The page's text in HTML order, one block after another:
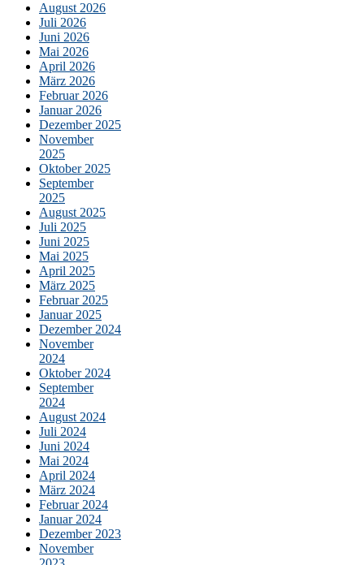
August 2026
Juli 2026
Juni 2026
Mai 2026
April 2026
März 2026
Februar 2026
Januar 2026
Dezember 2025
November
2025
Oktober 2025
September
2025
August 2025
Juli 2025
Juni 2025
Mai 2025
April 2025
März 2025
Februar 2025
Januar 2025
Dezember 2024
November
2024
Oktober 2024
September
2024
August 2024
Juli 2024
Juni 2024
Mai 2024
April 2024
März 2024
Februar 2024
Januar 2024
Dezember 2023
November